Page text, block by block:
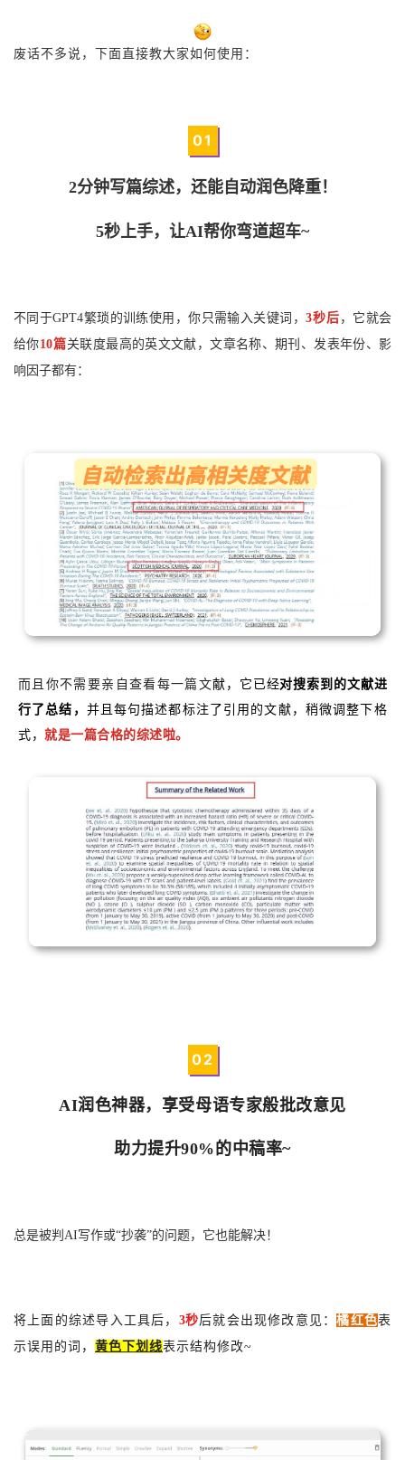
废话不多说，下面直接教大家如何使用：
01
2分钟写篇综述，还能自动润色降重！
5秒上手，让AI帮你弯道超车~
不同于GPT4繁琐的训练使用，你只需输入关键词 ， 3秒后 ，它就会
给你10篇关联度最高的英文文献，文章名称、期刊、发表年份、影
响因子都有：
而且你不需要亲自查看每一篇文献，它已经对搜索到的文献进
行了总结， 并且每句描述都标注了引用的文献，稍微调整下格
式， 就是一篇合格的综述啦。
02
AI润色神器，享受母语专家般批改意见
助力提升90%的中稿率~
总是被判AI写作或“抄袭”的问题，它也能解决！
将上面的综述导入工具后， 3秒后就会出现修改意见：橘红色表
示误用的词， 黄色下划线表示结构修改~